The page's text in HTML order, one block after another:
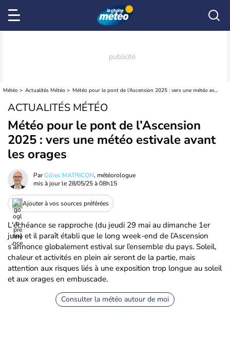
Météo Actualités Météo Météo pour le pont de l’Ascension 2025 : vers une météo estivale avant les orages
ACTUALITÉS MÉTÉO
Météo pour le pont de l’Ascension
2025 : vers une météo estivale avant
les orages
ParGilles MATRICON, météorologue
mis à jour le 28/05/25 à 08h15
Ajouter à vos sources préférées
L'échéance se rapproche (du jeudi 29 mai au dimanche 1er
juin) et il paraît établi que le long week-end de l’Ascension
s’annonce globalement estival sur l’ensemble du pays. Soleil,
chaleur et activités en plein air seront de la partie, mais
attention aux risques liés à une exposition trop longue au soleil
et aux orages en embuscade.
Consulter la météo autour de moi